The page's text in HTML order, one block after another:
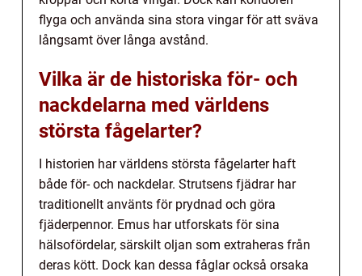
flyga och använda sina stora vingar för att sväva
långsamt över långa avstånd.
Vilka är de historiska för- och
nackdelarna med världens
största fågelarter?
I historien har världens största fågelarter haft
både för- och nackdelar. Strutsens fjädrar har
traditionellt använts för prydnad och göra
fjäderpennor. Emus har utforskats för sina
hälsofördelar, särskilt oljan som extraheras från
deras kött. Dock kan dessa fåglar också orsaka